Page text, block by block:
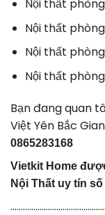
Nội thất
Nội thất
Nội thất
Nội thất
Bạn đang quan
Việt Yên Bắc
0865283168
Vietkit Home
Nội Thất uy tín